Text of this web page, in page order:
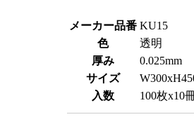
メーカー品番 KU15
色
透明
厚み
0.025mm
サイズ
入数
100枚x10